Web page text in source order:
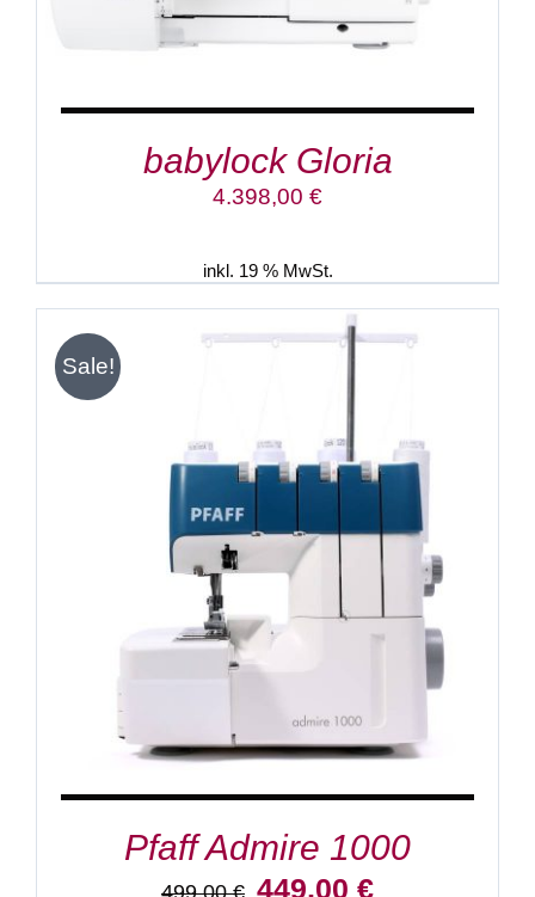
babylock Gloria
4.398,00 €
inkl. 19 % MwSt.
Sale!
IN DEN WARENKORB / DETAILS
Pfaff Admire 1000
Ursprünglicher
449,00 €Aktueller